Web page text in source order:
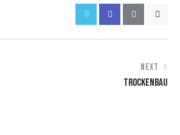
NEXT
TROCKENBAU